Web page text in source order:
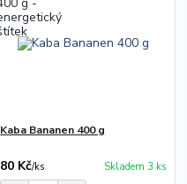
Kaba Bananen 400 g
80 Kč/ks Skladem 3 ks